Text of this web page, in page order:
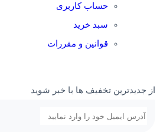
حساب کاربری
سبد خرید
قوانین و مقررات
از جدیدترین تخفیف ها با خبر شوید